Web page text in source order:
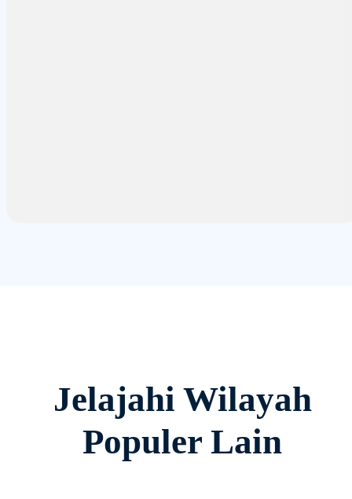
Jelajahi Wilayah
Populer Lain